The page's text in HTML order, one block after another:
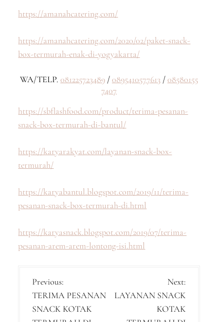
https://amanahcatering.com/
https://amanahcatering.com/2020/02/paket-snack-
box-termurah-enak-di-yogyakarta/
WA/TELP. 081225723489 /0895410577613 /08580155
7407
https://sbflashfood.com/product/terima-pesanan-
snack-box-termurah-di-bantul/
https://karyarakyat.com/layanan-snack-box-
termurah/
https://karyabantul.blogspot.com/2019/11/terima-
pesanan-snack-box-termurah-di.html
https://karyasnack.blogspot.com/2019/07/terima-
pesanan-arem-arem-lontong-isi.html
P
o
s
Previous:
TERIMA PESANAN
SNACK KOTAK
Next:
LAYANAN SNACK
KOTAK